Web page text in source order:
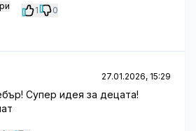
1 0
27.01.2026, 15:29
Супер идея за децата!